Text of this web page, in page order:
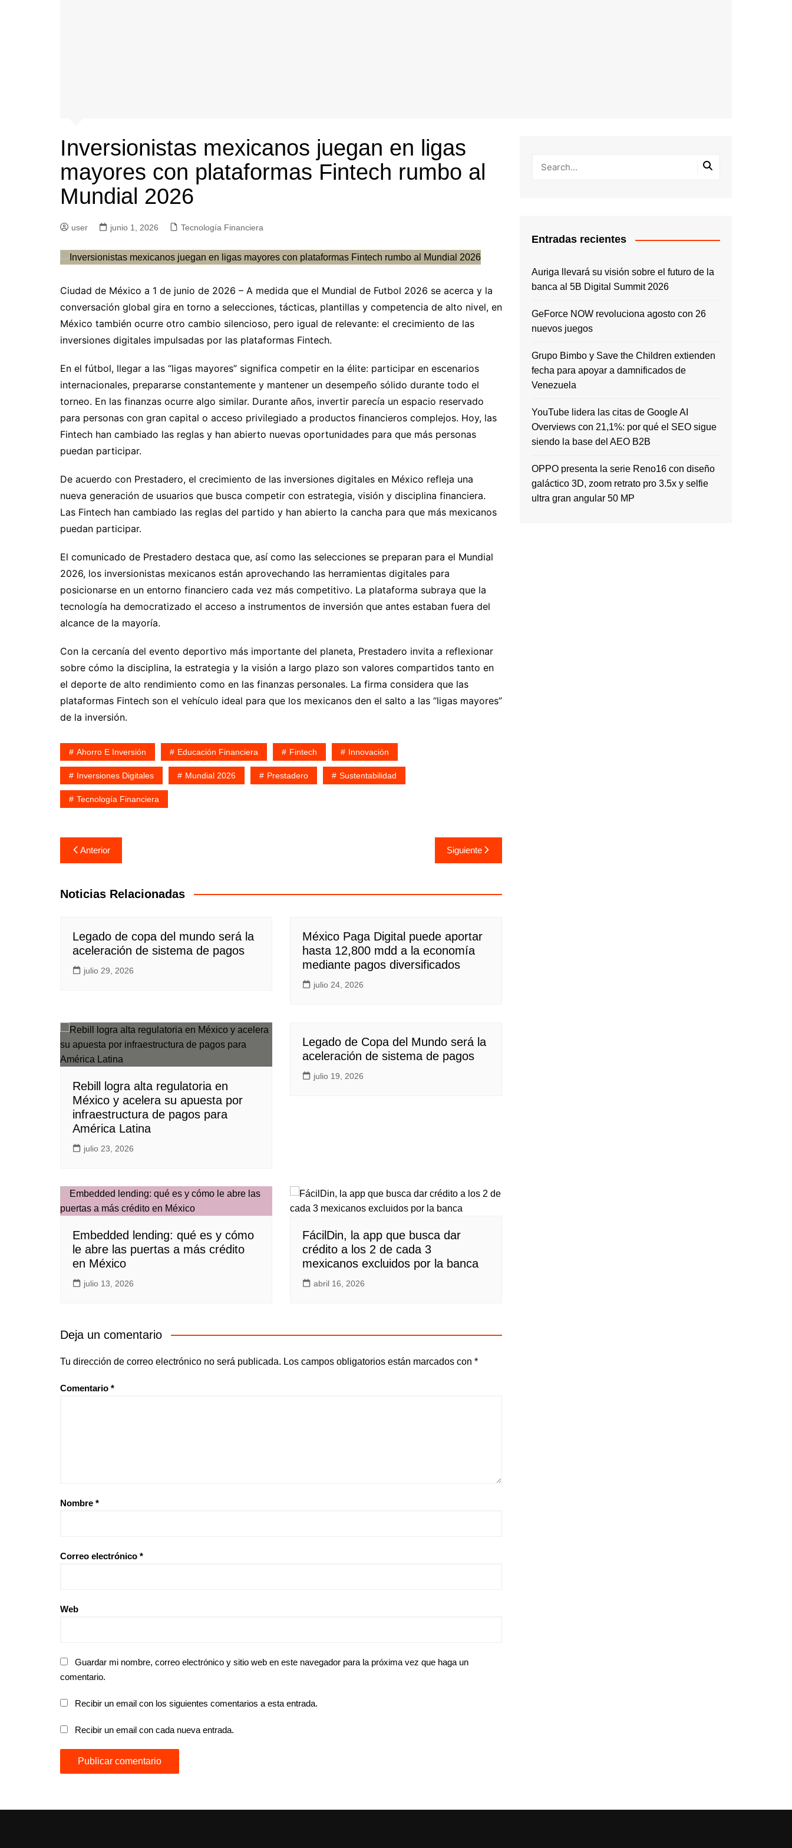
Inversionistas mexicanos juegan en ligas
mayores con plataformas Fintech rumbo al
Mundial 2026
user junio 1, 2026 Tecnología Financiera
Ciudad de México a 1 de junio de 2026 – A medida que el Mundial de Futbol 2026 se acerca y la
conversación global gira en torno a selecciones, tácticas, plantillas y competencia de alto nivel, en
México también ocurre otro cambio silencioso, pero igual de relevante: el crecimiento de las
inversiones digitales impulsadas por las plataformas Fintech.
En el fútbol, llegar a las “ligas mayores” significa competir en la élite: participar en escenarios
internacionales, prepararse constantemente y mantener un desempeño sólido durante todo el
torneo. En las finanzas ocurre algo similar. Durante años, invertir parecía un espacio reservado
para personas con gran capital o acceso privilegiado a productos financieros complejos. Hoy, las
Fintech han cambiado las reglas y han abierto nuevas oportunidades para que más personas
puedan participar.
De acuerdo con Prestadero, el crecimiento de las inversiones digitales en México refleja una
nueva generación de usuarios que busca competir con estrategia, visión y disciplina financiera.
Las Fintech han cambiado las reglas del partido y han abierto la cancha para que más mexicanos
puedan participar.
El comunicado de Prestadero destaca que, así como las selecciones se preparan para el Mundial
2026, los inversionistas mexicanos están aprovechando las herramientas digitales para
posicionarse en un entorno financiero cada vez más competitivo. La plataforma subraya que la
tecnología ha democratizado el acceso a instrumentos de inversión que antes estaban fuera del
alcance de la mayoría.
Con la cercanía del evento deportivo más importante del planeta, Prestadero invita a reflexionar
sobre cómo la disciplina, la estrategia y la visión a largo plazo son valores compartidos tanto en
el deporte de alto rendimiento como en las finanzas personales. La firma considera que las
plataformas Fintech son el vehículo ideal para que los mexicanos den el salto a las “ligas mayores”
de la inversión.
Ahorro E Inversión Educación Financiera Fintech Innovación
Inversiones Digitales Mundial 2026 Prestadero Sustentabilidad
Tecnología Financiera
Navegación
de
entradas
Anterior Siguiente
Noticias Relacionadas
Legado de copa del mundo será la
aceleración de sistema de pagos
julio 29, 2026
México Paga Digital puede aportar
hasta 12,800 mdd a la economía
mediante pagos diversificados
julio 24, 2026
Rebill logra alta regulatoria en
México y acelera su apuesta por
infraestructura de pagos para
América Latina
julio 23, 2026
Legado de Copa del Mundo será la
aceleración de sistema de pagos
julio 19, 2026
Embedded lending: qué es y cómo
le abre las puertas a más crédito
en México
julio 13, 2026
FácilDin, la app que busca dar
crédito a los 2 de cada 3
mexicanos excluidos por la banca
abril 16, 2026
Deja un comentario
Tu dirección de correo electrónico no será publicada. Los campos obligatorios están marcados con *
Comentario *
Nombre *
Correo electrónico *
Web
Guardar mi nombre, correo electrónico y sitio web en este navegador para la próxima vez que haga un
comentario.
Recibir un email con los siguientes comentarios a esta entrada.
Recibir un email con cada nueva entrada.
Entradas recientes
Auriga llevará su visión sobre el futuro de la
banca al 5B Digital Summit 2026
GeForce NOW revoluciona agosto con 26
nuevos juegos
Grupo Bimbo y Save the Children extienden
fecha para apoyar a damnificados de
Venezuela
YouTube lidera las citas de Google AI
Overviews con 21,1%: por qué el SEO sigue
siendo la base del AEO B2B
OPPO presenta la serie Reno16 con diseño
galáctico 3D, zoom retrato pro 3.5x y selfie
ultra gran angular 50 MP